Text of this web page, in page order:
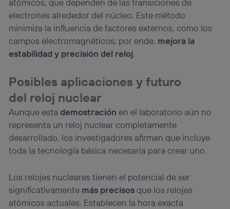
electrones alrededor del núcleo. Este método
minimiza la influencia de factores externos, como los
campos electromagnéticos; por ende, mejora la
estabilidad y precisión del reloj.
Posibles aplicaciones y futuro
del reloj nuclear
Aunque estademostración en el laboratorio aún no
representa un reloj nuclear completamente
desarrollado, los investigadores afirman que incluye
toda la tecnología básica necesaria para crear uno.
Los relojes nucleares tienen el potencial de ser
significativamente más precisosque los relojes
atómicos actuales. Establecen la hora exacta